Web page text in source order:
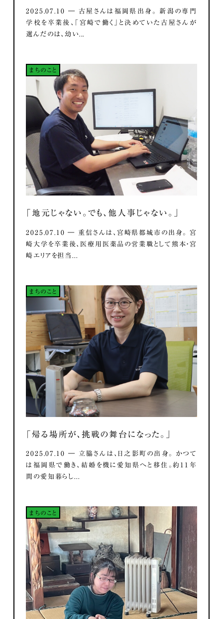
2025.07.10 ― 古屋さんは福岡県出身。 新潟の専門
学校を卒業後、「宮崎で働く」と決めていた古屋さんが
選んだのは、幼い...
まちのこと
「地元じゃない。でも、他人事じゃない。」
2025.07.10 ― 重信さんは、宮崎県都城市の出身。 宮
崎大学を卒業後、医療用医薬品の営業職として熊本・宮
崎エリアを担当...
まちのこと
「帰る場所が、挑戦の舞台になった。」
2025.07.10 ― 立脇さんは、日之影町の出身。 かつて
は福岡県で働き、結婚を機に愛知県へと移住。約11年
間の愛知暮らし...
まちのこと